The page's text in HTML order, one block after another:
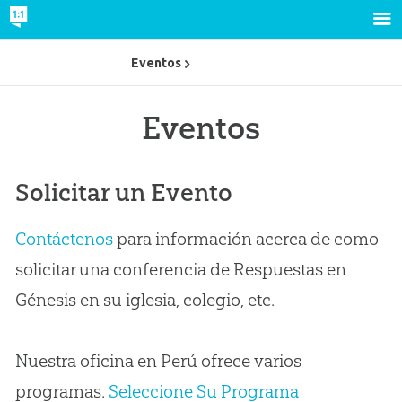
Eventos
Solicitar un Evento
Contáctenospara información acerca de como
solicitar una conferencia de Respuestas en
Génesis en su iglesia, colegio, etc.
Nuestra oficina en Perú ofrece varios
programas. Seleccione Su Programa
Eventos